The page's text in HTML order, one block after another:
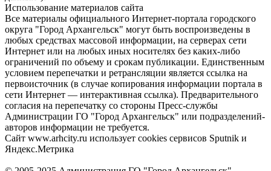
Использование материалов сайта
Все материалы официального Интернет-портала городского
округа "Город Архангельск" могут быть воспроизведены в
любых средствах массовой информации, на серверах сети
Интернет или на любых иных носителях без каких-либо
ограничений по объему и срокам публикации. Единственным
условием перепечатки и ретрансляции является ссылка на
первоисточник (в случае копирования информации портала в
сети Интернет — интерактивная ссылка). Предварительного
согласия на перепечатку со стороны Пресс-службы
Администрации ГО "Город Архангельск" или подразделений-
авторов информации не требуется.
Сайт www.arhcity.ru использует cookies сервисов Sputnik и
Яндекс.Метрика